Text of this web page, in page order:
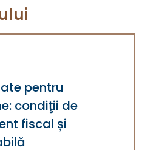
pentru
condiţii de
fiscal și